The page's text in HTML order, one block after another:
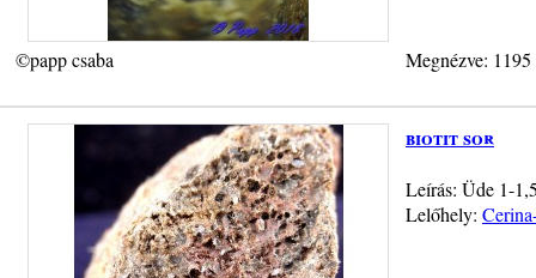
©papp csaba Megnézve:
biotit sor
Leírás: Üde 1-
Lelőhely: